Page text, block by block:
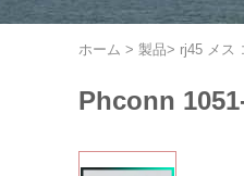
ホーム > 製品> rj45 メス
Phconn